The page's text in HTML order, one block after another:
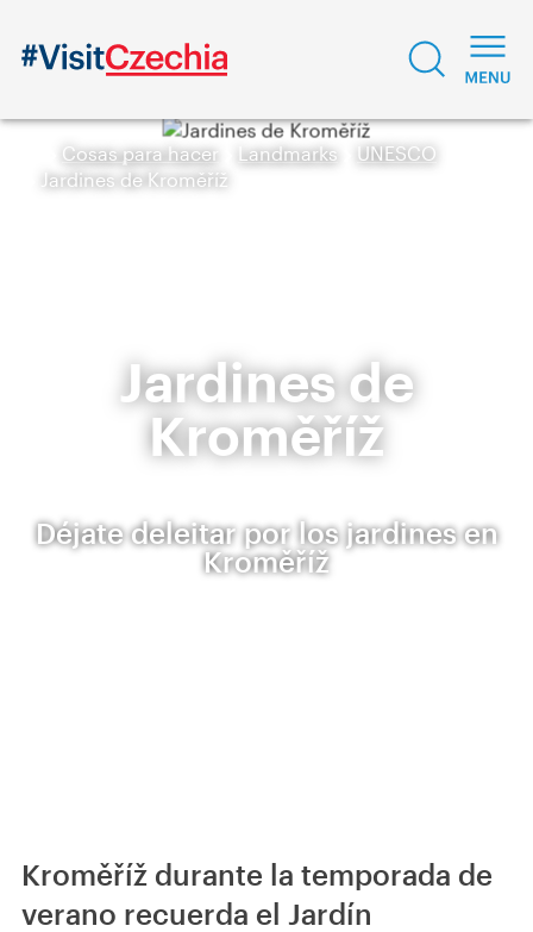
Cosas para hacer Landmarks
UNESCO
Jardines de Kroměříž
Jardines de
Kroměříž
Déjate deleitar por los jardines en
Kroměříž
Kroměříž durante la temporada de
verano recuerda el Jardín